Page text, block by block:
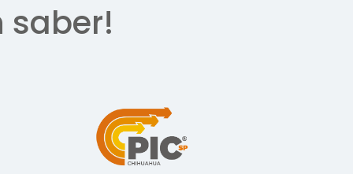
saber!